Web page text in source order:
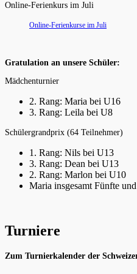
Online-Ferienkurs im Juli
Online-Ferienkurse im Juli
Gratulation an unsere Schüler:
Mädchenturnier
2. Rang: Maria bei U16
3. Rang: Leila bei U8
Schülergrandprix (64 Teilnehmer)
1. Rang: Nils bei U13
3. Rang: Dean bei U13
2. Rang: Marlon bei U10
Maria insgesamt Fünfte
Turniere
Zum Turnierkalender der